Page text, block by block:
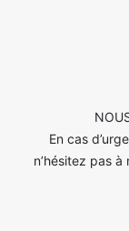
En cas
n’hésitez pas